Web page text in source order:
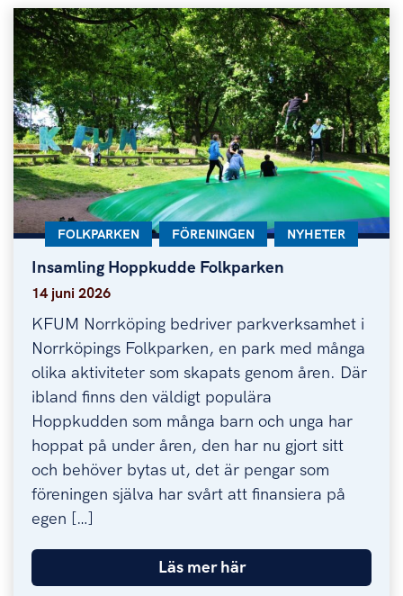
Insamling Hoppkudde Folkparken
Insamling Hoppkudde Folkparken
KATEGORI:
FOLKPARKEN KATEGORI:
FÖRENINGEN KATEGORI:
NYHETER
14 juni 2026
KFUM Norrköping bedriver parkverksamhet i
Norrköpings Folkparken, en park med många
olika aktiviteter som skapats genom åren. Där
ibland finns den väldigt populära
Hoppkudden som många barn och unga har
hoppat på under åren, den har nu gjort sitt
och behöver bytas ut, det är pengar som
föreningen själva har svårt att finansiera på
egen […]
Läs mer här